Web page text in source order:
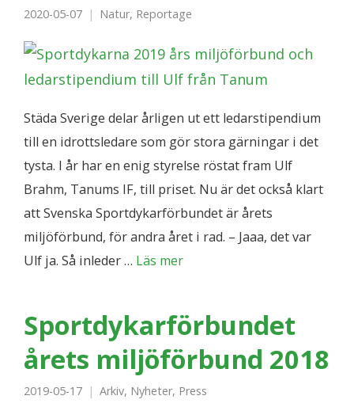
2020-05-07 Natur, Reportage
Städa Sverige delar årligen ut ett ledarstipendium
till en idrottsledare som gör stora gärningar i det
tysta. I år har en enig styrelse röstat fram Ulf
Brahm, Tanums IF, till priset. Nu är det också klart
att Svenska Sportdykarförbundet är årets
miljöförbund, för andra året i rad. – Jaaa, det var
Ulf ja. Så inleder … Läs mer
Sportdykarförbundet
årets miljöförbund 2018
2019-05-17 Arkiv, Nyheter, Press